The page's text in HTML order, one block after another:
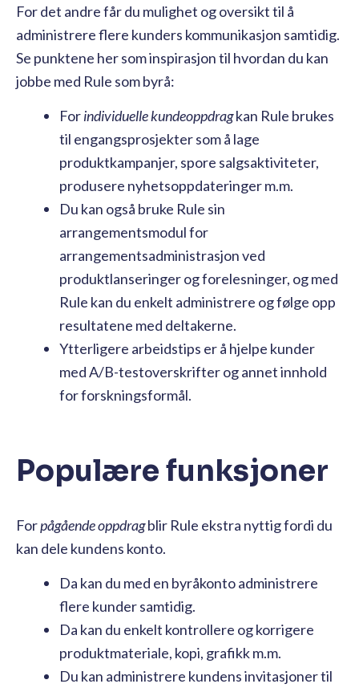
For det andre får du mulighet og oversikt til å
administrere flere kunders kommunikasjon samtidig.
Se punktene her som inspirasjon til hvordan du kan
jobbe med Rule som byrå:
Forindividuelle kundeoppdragkan Rule brukes
til engangsprosjekter som å lage
produktkampanjer, spore salgsaktiviteter,
produsere nyhetsoppdateringer m.m.
Du kan også bruke Rule sin
arrangementsmodul for
arrangementsadministrasjon ved
produktlanseringer og forelesninger, og med
Rule kan du enkelt administrere og følge opp
resultatene med deltakerne.
Ytterligere arbeidstips er å hjelpe kunder
med A/B-testoverskrifter og annet innhold
for forskningsformål.
Populære funksjoner
Forpågående oppdragblir Rule ekstra nyttig fordi du
kan dele kundens konto.
Da kan du med en byråkonto administrere
flere kunder samtidig.
Da kan du enkelt kontrollere og korrigere
produktmateriale, kopi, grafikk m.m.
Du kan administrere kundens invitasjoner til